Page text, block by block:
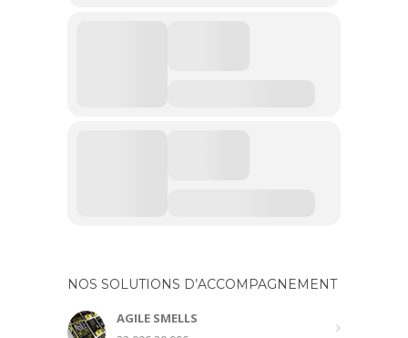
NOS SOLUTIONS D’ACCOMPAGNEMENT
AGILE SMELLS